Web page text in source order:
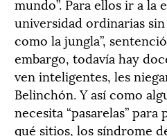
universidad ordinarias
como la jungla”,
embargo, todavía hay
ven inteligentes, les
Belinchón. Y así como
necesita “pasarelas”
qué sitios, los síndrome